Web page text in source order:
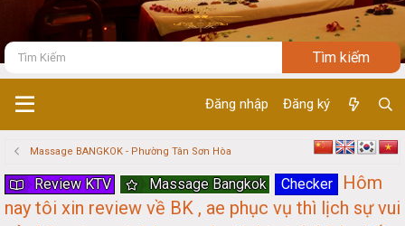
Đăng nhập Đăng ký
Massage BANGKOK - Phường Tân Sơn Hòa
Review KTV Massage Bangkok Checker
Hôm
nay tôi xin review về BK , ae phục vụ thì lịch sự vui